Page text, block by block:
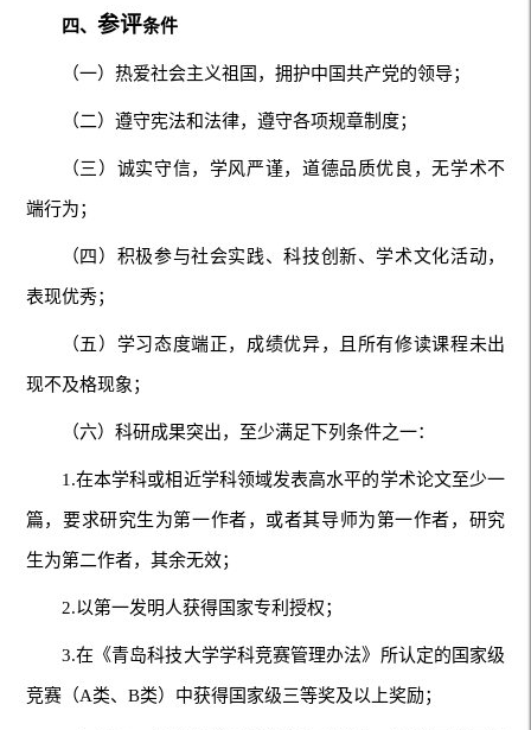
四、 参评条件
（一）热爱社会主义祖国，拥护中国共产党的领导；
（二）遵守宪法和法律，遵守各项规章制度；
（三）诚实守信，学风严谨，道德品质优良，无学术不
端行为；
（四）积极参与社会实践、科技创新、学术文化活动，
表现优秀；
（五）学习态度端正，成绩优异，且所有修读课程未出
现不及格现象；
（六）科研成果突出，至少满足下列条件之一：
1.在本学科或相近学科领域发表高水平的学术论文至少一
篇，要求研究生为第一作者，或者其导师为第一作者，研究
生为第二作者，其余无效；
2.以第一发明人获得国家专利授权；
3.在《青岛科技大学学科竞赛管理办法》所认定的国家级
竞赛（A类、B类）中获得国家级三等奖及以上奖励；